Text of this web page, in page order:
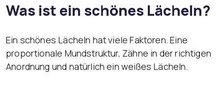
Was ist ein schönes Lächeln?
Ein schönes Lächeln hat viele Faktoren. Eine
proportionale Mundstruktur, Zähne in der richtigen
Anordnung und natürlich ein weißes Lächeln.